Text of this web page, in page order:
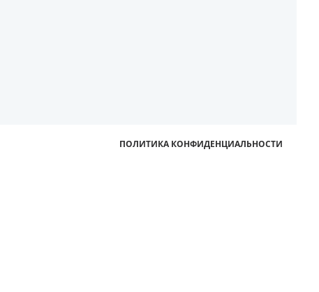
ПОЛИТИКА КОНФИДЕНЦИАЛЬНОСТИ